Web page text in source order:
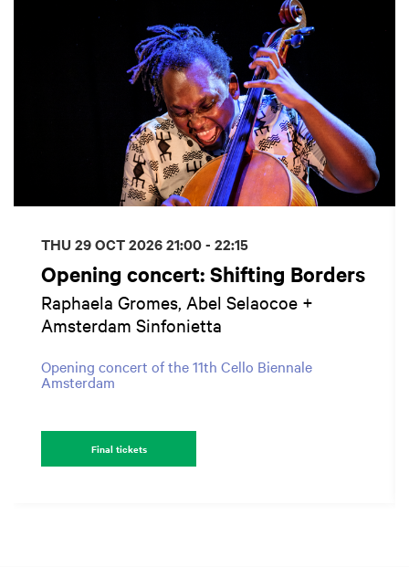
Opening concert: Shifting Borders
Raphaela Gromes, Abel Selaocoe +
Amsterdam Sinfonietta
Opening concert of the 11th Cello Biennale
Amsterdam
THU 29 OCT 202621:00 - 22:15
Final tickets